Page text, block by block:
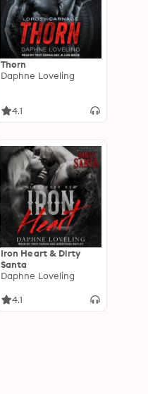
Thorn
Daphne Loveling
4.1
Iron Heart & Dirty
Santa
Daphne Loveling
4.1